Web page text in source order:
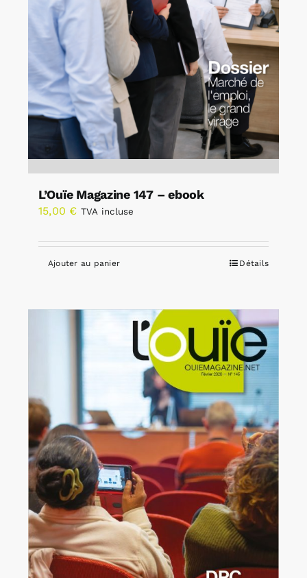
L’Ouïe Magazine 147 – ebook
15,00 € TVA incluse
Ajouter au panier Détails